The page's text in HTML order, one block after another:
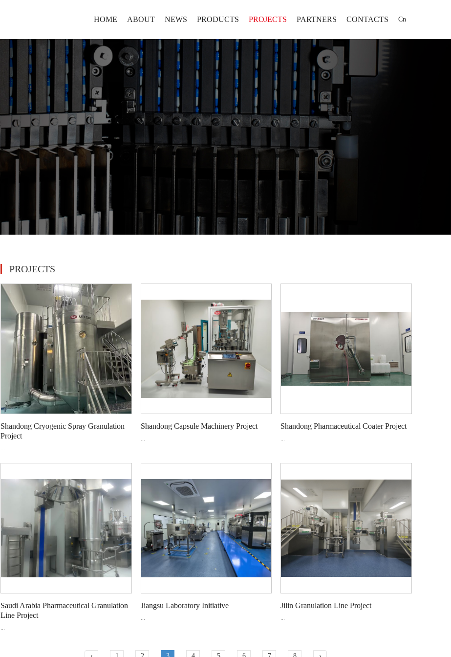
HOME ABOUT
Brief
History
Culture
Honor
SMA style
山东新马制药装备有限公司坐落于山东省
年，其前身为意大利...
NEWS
NEWS
新马药机将不断为制药行业提供高效率、
高质量、高可靠性、高性价比的固体制剂
及时到位的全方位服务。
PRODUCTS
Laboratory Project Comprehensive Solution
Production-oriented Project Comprehensive Solution
Containment Project Comprehensive Solution
Continuous Manufacturing Solution
Coustomized Solution
PROJECTS
PROJECTS
为全球用户提供固体制剂专业化、自动
化、信息化、智能化整体解决方案。
PARTNERS CONTACTS Cn
PROJECTS
‌Shandong Cryogenic Spray Granulation
Project‌
...
Shandong Capsule Machinery Project‌
...
Shandong Pharmaceutical Coater Project‌
...
Saudi Arabia Pharmaceutical Granulation
Line Project‌
...
Jiangsu Laboratory Initiative‌
...
Jilin Granulation Line Project‌
...